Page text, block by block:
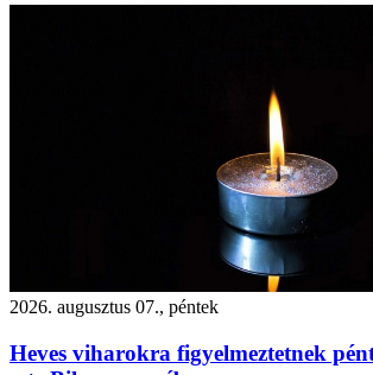
2026. augusztus 07., péntek
Heves viharokra figyelmeztetnek